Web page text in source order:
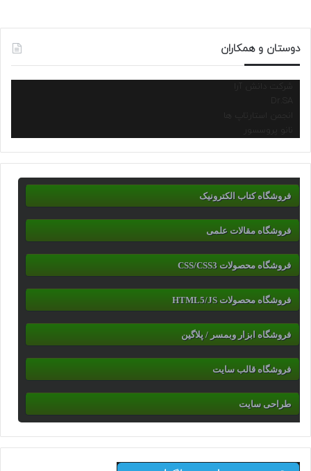
دوستان و همکاران
شرکت دانش آرا
انجمن استارتاپ ها
نانو پروسسور
فروشگاه کتاب الکترونیک
فروشگاه مقالات علمی
فروشگاه محصولات CSS/CSS3
فروشگاه محصولات HTML5/JS
فروشگاه ابزار وبمسر / پلاگین
فروشگاه قالب سایت
طراحی سایت